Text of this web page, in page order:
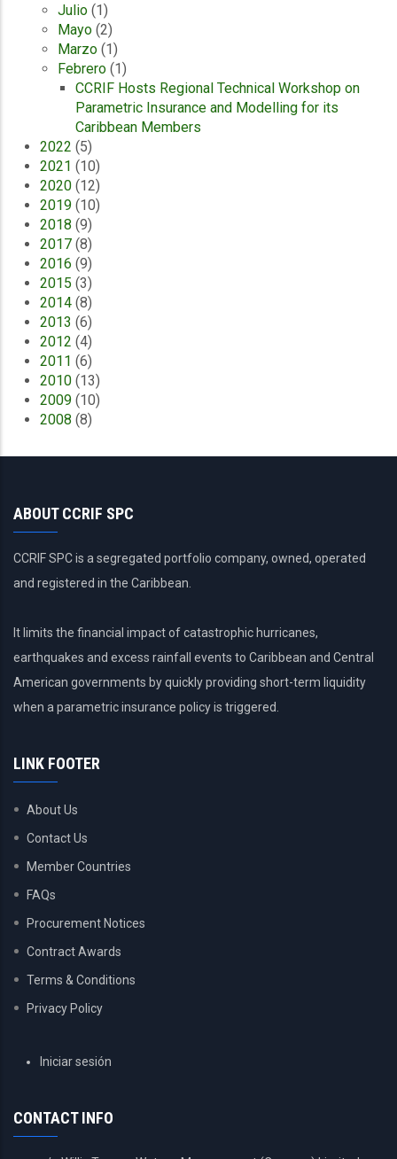
Julio (1)
Mayo (2)
Marzo (1)
Febrero (1)
CCRIF Hosts Regional Technical Workshop on
Parametric Insurance and Modelling for its
Caribbean Members
2022 (5)
2021 (10)
2020 (12)
2019 (10)
2018 (9)
2017 (8)
2016 (9)
2015 (3)
2014 (8)
2013 (6)
2012 (4)
2011 (6)
2010 (13)
2009 (10)
2008 (8)
ABOUT CCRIF SPC
CCRIF SPC is a segregated portfolio company, owned, operated
and registered in the Caribbean.
It limits the financial impact of catastrophic hurricanes,
earthquakes and excess rainfall events to Caribbean and Central
American governments by quickly providing short-term liquidity
when a parametric insurance policy is triggered.
LINK FOOTER
About Us
Contact Us
Member Countries
FAQs
Procurement Notices
Contract Awards
Terms & Conditions
Privacy Policy
USERIniciar sesión
CONTACT INFO